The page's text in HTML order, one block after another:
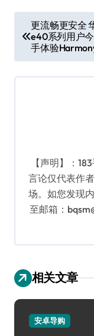
章
导
航
更流畅更安全
e40系列用户
手体验
【声明】：
言论仅代表作
场。如您发现
至邮箱：
相关文章
安卓导购